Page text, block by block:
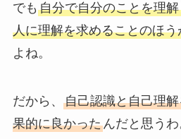
でも 自分で自分のことを理
人に理解を求めることのほ
よね。
だから、 自己認識と自己理
果的に良かったんだと思うわ